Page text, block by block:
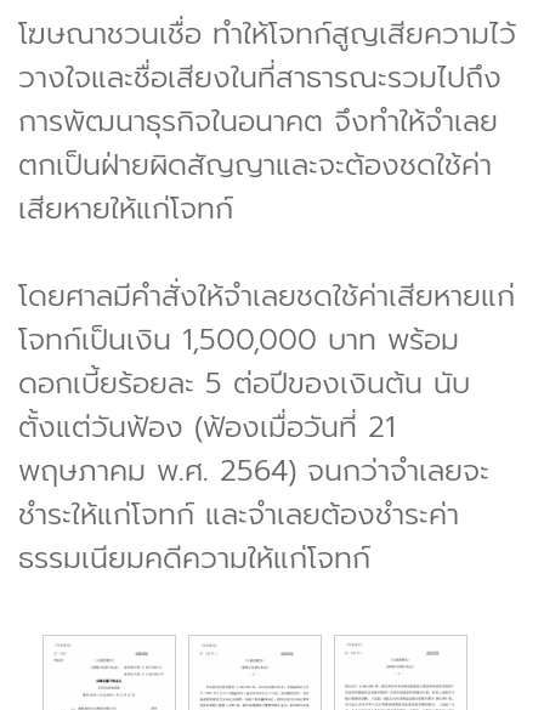
โฆษณาชวนเชื่อ ทำให้โจทก์สูญเสียความไว้
วางใจและชื่อเสียงในที่สาธารณะรวมไปถึง
การพัฒนาธุรกิจในอนาคต จึงทำให้จำเลย
ตกเป็นฝ่ายผิดสัญญาและจะต้องชดใช้ค่า
เสียหายให้แก่โจทก์
โดยศาลมีคำสั่งให้จำเลยชดใช้ค่าเสียหายแก่
โจทก์เป็นเงิน 1,500,000 บาท พร้อม
ดอกเบี้ยร้อยละ 5 ต่อปีของเงินต้น นับ
ตั้งแต่วันฟ้อง (ฟ้องเมื่อวันที่ 21
พฤษภาคม พ.ศ. 2564) จนกว่าจำเลยจะ
ชำระให้แก่โจทก์ และจำเลยต้องชำระค่า
ธรรมเนียมคดีความให้แก่โจทก์